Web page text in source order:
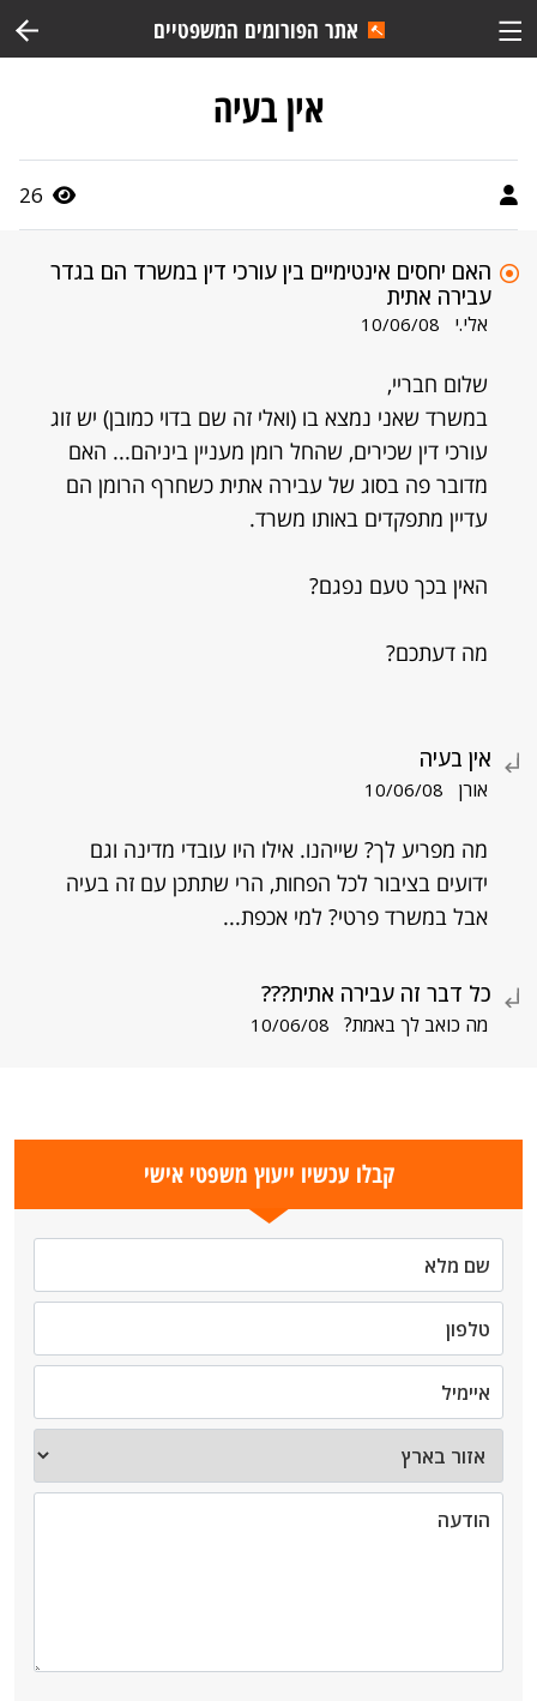
אתר הפורומים המשפטיים
אין בעיה
26
האם יחסים אינטימיים בין עורכי דין במשרד הם בגדר
עבירה אתית
אלי.י 10/06/08
שלום חבריי,
במשרד שאני נמצא בו (ואלי זה שם בדוי כמובן) יש זוג
עורכי דין שכירים, שהחל רומן מעניין ביניהם... האם
מדובר פה בסוג של עבירה אתית כשחרף הרומן הם
עדיין מתפקדים באותו משרד.
האין בכך טעם נפגם?
מה דעתכם?
אין בעיה
אורן 10/06/08
מה מפריע לך? שייהנו. אילו היו עובדי מדינה וגם
ידועים בציבור לכל הפחות, הרי שתתכן עם זה בעיה
אבל במשרד פרטי? למי אכפת...
כל דבר זה עבירה אתית???
מה כואב לך באמת? 10/06/08
קבלו עכשיו ייעוץ משפטי אישי